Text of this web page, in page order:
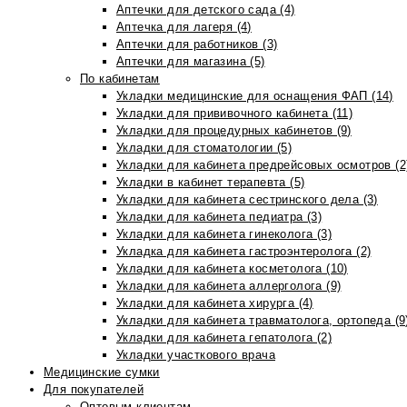
Аптечки для детского сада (4)
Аптечка для лагеря (4)
Аптечки для работников (3)
Аптечки для магазина (5)
По кабинетам
Укладки медицинские для оснащения ФАП (14)
Укладки для прививочного кабинета (11)
Укладки для процедурных кабинетов (9)
Укладки для стоматологии (5)
Укладки для кабинета предрейсовых осмотров
Укладки в кабинет терапевта (5)
Укладки для кабинета сестринского дела (3)
Укладки для кабинета педиатра (3)
Укладки для кабинета гинеколога (3)
Укладка для кабинета гастроэнтеролога (2)
Укладки для кабинета косметолога (10)
Укладки для кабинета аллерголога (9)
Укладки для кабинета хирурга (4)
Укладки для кабинета травматолога, ортопеда
Укладки для кабинета гепатолога (2)
Укладки участкового врача
Медицинские сумки
Для покупателей